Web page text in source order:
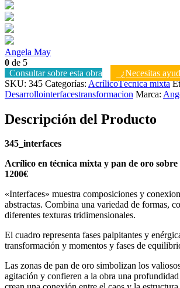
Angela May
0 de 5
Consultar sobre esta obra
¿Necesitas
SKU: 345 Categorías: AcrílicoTécnica mixta
Desarrollointerfacestransformacion Marca:
Descripción del Producto
345_interfaces
Acrílico en técnica mixta y pan de oro sobre
1200€
«Interfaces» muestra composiciones y
abstractas. Combina una variedad de formas,
diferentes texturas tridimensionales.
El cuadro representa fases palpitantes y
transformación y momentos y fases de
Las zonas de pan de oro simbolizan los
agitación y confieren a la obra una